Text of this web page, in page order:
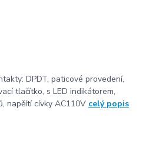
DPDT, paticové provedení,
tlačítko, s LED indikátorem,
napěítí cívky AC110V celý popis